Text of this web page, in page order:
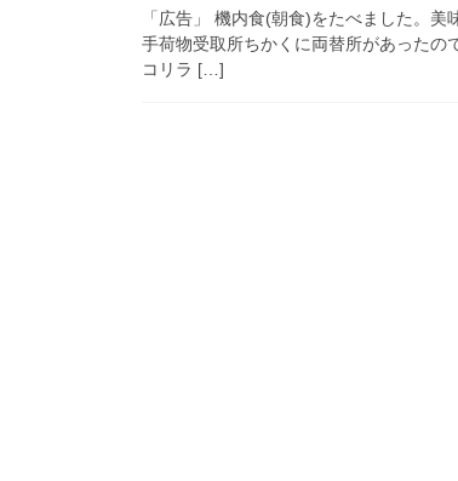
「広告」 機内食(朝食)をたべました。
手荷物受取所ちかくに両替所があったの
コリラ […]